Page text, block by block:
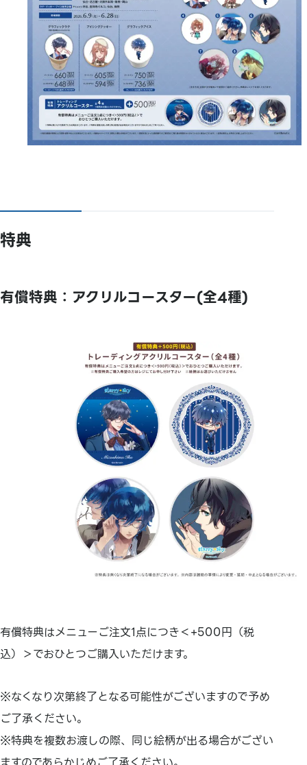
特典
有償特典：アクリルコースター(全4種)
有償特典はメニューご注文1点につき＜+500円（税
込）＞でおひとつご購入いただけます。
※なくなり次第終了となる可能性がございますので予め
ご了承ください。
※特典を複数お渡しの際、同じ絵柄が出る場合がござい